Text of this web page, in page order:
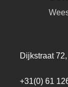
Dijkstraat
+31(0) 61